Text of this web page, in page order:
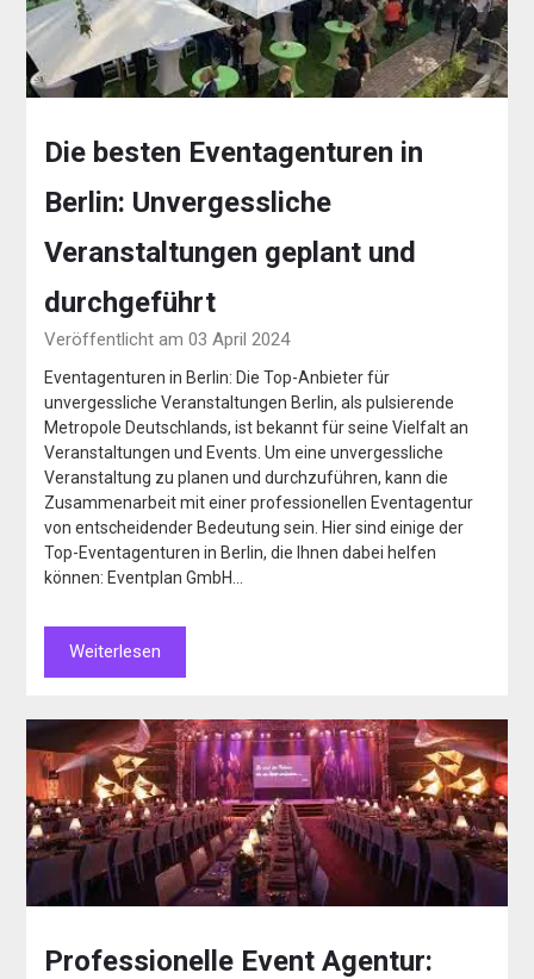
Die besten Eventagenturen in
Berlin: Unvergessliche
Veranstaltungen geplant und
durchgeführt
Veröffentlicht am 03 April 2024
Eventagenturen in Berlin: Die Top-Anbieter für
unvergessliche Veranstaltungen Berlin, als pulsierende
Metropole Deutschlands, ist bekannt für seine Vielfalt an
Veranstaltungen und Events. Um eine unvergessliche
Veranstaltung zu planen und durchzuführen, kann die
Zusammenarbeit mit einer professionellen Eventagentur
von entscheidender Bedeutung sein. Hier sind einige der
Top-Eventagenturen in Berlin, die Ihnen dabei helfen
können: Eventplan GmbH…
Weiterlesen
Professionelle Event Agentur: